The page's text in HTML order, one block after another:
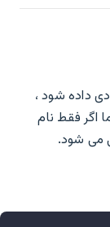
داده شود ،
اگر فقط نام
می شود.